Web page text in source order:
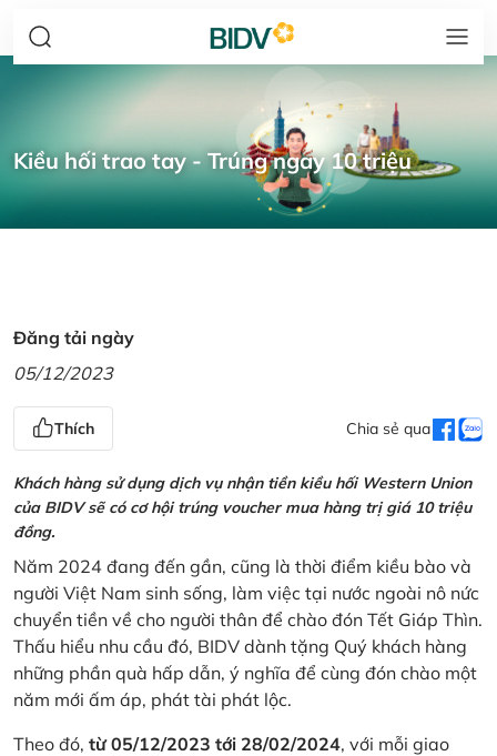
Kiều hối trao tay - Trúng ngay 10 triệu
Đăng tải ngày
05/12/2023
Thích Chia sẻ qua
Khách hàng sử dụng dịch vụ nhận tiền kiều hối Western Union
của BIDV sẽ có cơ hội trúng voucher mua hàng trị giá 10 triệu
đồng.
Năm 2024 đang đến gần, cũng là thời điểm kiều bào và
người Việt Nam sinh sống, làm việc tại nước ngoài nô nức
chuyển tiền về cho người thân để chào đón Tết Giáp Thìn.
Thấu hiểu nhu cầu đó, BIDV dành tặng Quý khách hàng
những phần quà hấp dẫn, ý nghĩa để cùng đón chào một
năm mới ấm áp, phát tài phát lộc.
Theo đó, từ 05/12/2023 tới 28/02/2024, với mỗi giao